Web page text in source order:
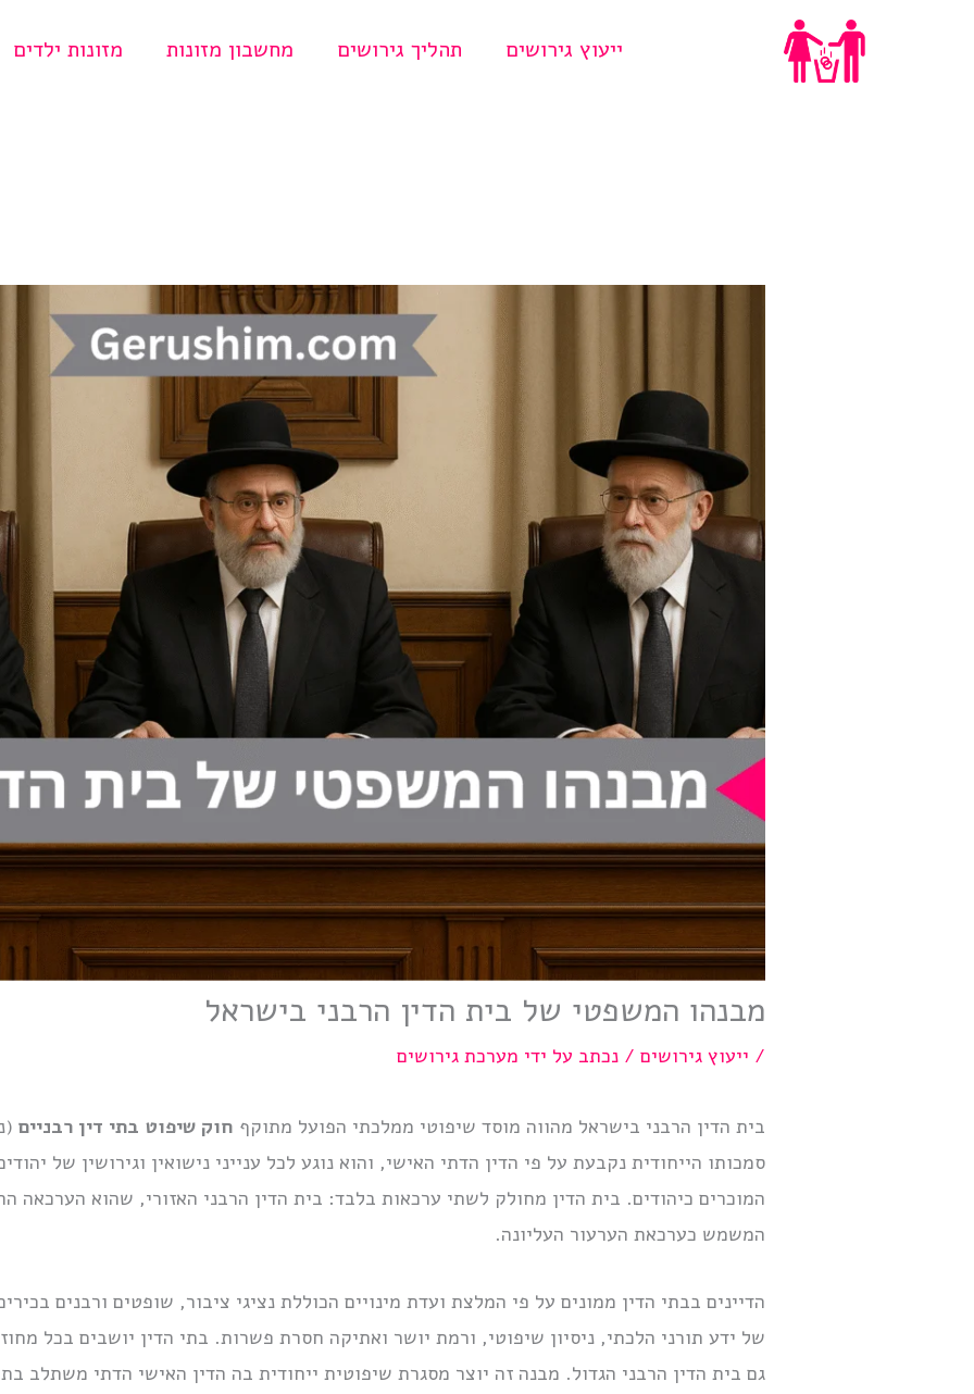
ייעוץ גירושים תהליך גירושים מחשבון מזונות מזונות ילדים
מבנהו המשפטי של בית הדין הרבני בישראל
/ ייעוץ גירושים / נכתב על ידי מערכת גירושים
בית הדין הרבני בישראל מהווה מוסד שיפוטי ממלכתי הפועל מתוקף חוק שיפוט בתי דין רבניים
סמכותו הייחודית נקבעת על פי הדין הדתי האישי, והוא נוגע לכל ענייני נישואין וגירושין של
המוכרים כיהודים. בית הדין מחולק לשתי ערכאות בלבד: בית הדין הרבני האזורי, שהוא הערכאה
המשמש כערכאת הערעור העליונה.
הדיינים בבתי הדין ממונים על פי המלצת ועדת מינויים הכוללת נציגי ציבור, שופטים ורבנים
של ידע תורני הלכתי, ניסיון שיפוטי, ורמת יושר ואתיקה חסרת פשרות. בתי הדין יושבים בכל
גם בית הדין הרבני הגדול. מבנה זה יוצר מסגרת שיפוטית ייחודית בה הדין האישי הדתי משתלב